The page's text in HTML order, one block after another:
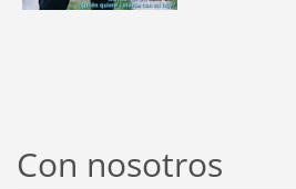
Con nosotros